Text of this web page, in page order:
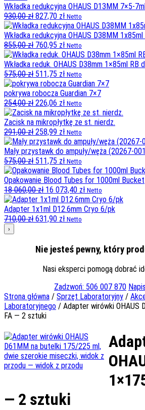
1
630,00 zł.
1
450,70 zł.
Wkładka redukcyjna OHAUS D13MM 7×5-
930,00zł Pierwotna
cena
wynosiła:
930,00 zł.
827,70 złAktualna
cena
wynosi:
827,70 zł.
Netto
Wkładka redukcyjna OHAUS D38MM
855,00zł Pierwotna
cena
wynosiła:
855,00 zł.
760,95 złAktualna
cena
wynosi:
760,95 zł.
Netto
Wkładka reduk. OHAUS D38mm 1×85ml RB
575,00zł Pierwotna
cena
wynosiła:
575,00 zł.
511,75 złAktualna
cena
wynosi:
511,75 zł.
Netto
pokrywa robocza Guardian 7×7
254,00zł Pierwotna
cena
wynosiła:
254,00 zł.
226,06 złAktualna
cena
wynosi:
226,06 zł.
Netto
Zacisk na mikropłytkę ze st. nierdz.
291,00zł Pierwotna
cena
wynosiła:
291,00 zł.
258,99 złAktualna
cena
wynosi:
258,99 zł.
Netto
Mały przystawk do ampuły/węża (20267-001
575,00zł Pierwotna
cena
wynosiła:
575,00 zł.
511,75 złAktualna
cena
wynosi:
511,75 zł.
Netto
Opakowanie Blood Tubes for 1000ml Bucket
18 060,00zł Pierwotna
cena
wynosiła:
18
16 073,40 złAktualna
cena
wynosi:
Netto
Adapter 1x1ml D12.6mm Cryo 6/pk
710,00zł Pierwotna
710,00 zł.
631,90 złAktualna
631,90 zł.
Netto
›
Nie jesteś pewny, który
Nasi eksperci pomogą dobrać
Zadzwoń: 506 007 870
Strona główna / Sprzęt Laboratoryjny /
Laboratoryjnego / Adapter wirówki OHAUS
FA — 2 sztuki
— 2 sztuki